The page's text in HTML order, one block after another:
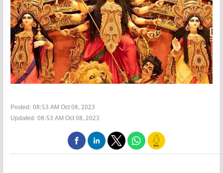
Posted: 08:53 AM Oct 08, 2023
Updated: 08:53 AM Oct 08, 2023